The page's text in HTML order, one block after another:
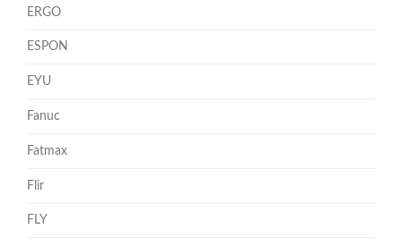
ERGO
ESPON
EYU
Fanuc
Fatmax
Flir
FLY